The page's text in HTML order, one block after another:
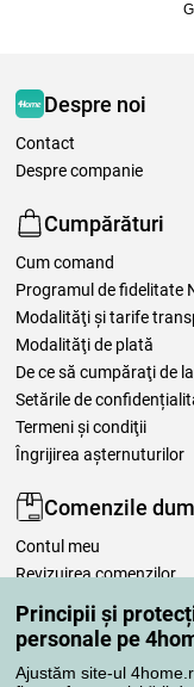
Principii și
personale pe
Ajustăm site-ul
Despre noi
Contact
Despre companie
Cumpărături
Cum comand
Programul de fidelitate
Modalităţi şi tarife
Modalităţi de plată
De ce să cumpăraţi de
Setările de
Termeni şi condiţii
Îngrijirea așternuturilor
Comenzile
Contul meu
Revizuirea comenzilor
Reclamaţii
Retragere de la contract
Regulile de procesare a